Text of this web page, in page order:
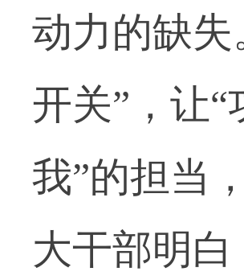
动力的缺
开关”，让
我”的担当
大干部明